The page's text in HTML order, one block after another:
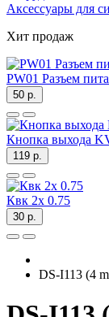
Аксессуары для
Хит продаж
PW01 Разъем
50 р.
Кнопка выхода
119 р.
Квк 2х 0.75
30 р.
DS-I113 (4